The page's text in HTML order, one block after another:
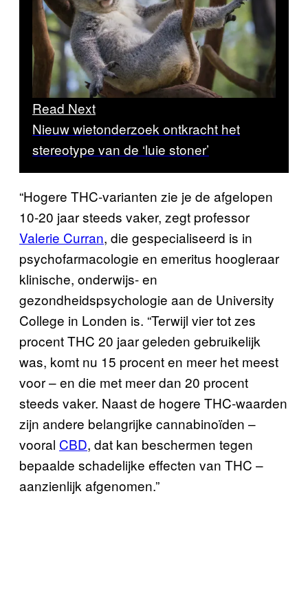
Read Next
Nieuw wietonderzoek ontkracht het
stereotype van de ‘luie stoner’
“Hogere THC-varianten zie je de afgelopen
10-20 jaar steeds vaker, zegt professor
Valerie Curran, die gespecialiseerd is in
psychofarmacologie en emeritus hoogleraar
klinische, onderwijs- en
gezondheidspsychologie aan de University
College in Londen is. “Terwijl vier tot zes
procent THC 20 jaar geleden gebruikelijk
was, komt nu 15 procent en meer het meest
voor – en die met meer dan 20 procent
steeds vaker. Naast de hogere THC-waarden
zijn andere belangrijke cannabinoïden –
vooral CBD, dat kan beschermen tegen
bepaalde schadelijke effecten van THC –
aanzienlijk afgenomen.”